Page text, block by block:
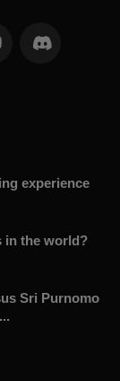
experience
in the world?
Sri Purnomo